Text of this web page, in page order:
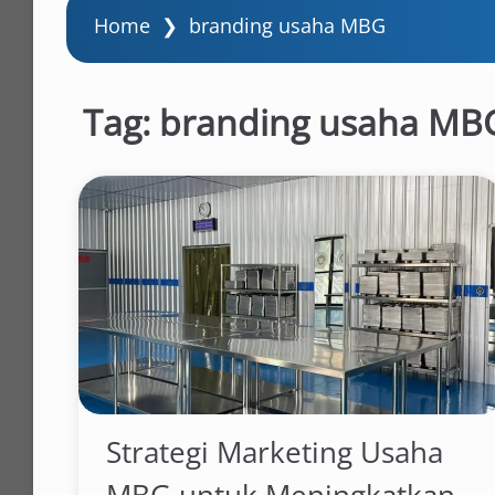
Home ❯ branding usaha MBG
Tag: branding usaha
Strategi Marketing Usaha